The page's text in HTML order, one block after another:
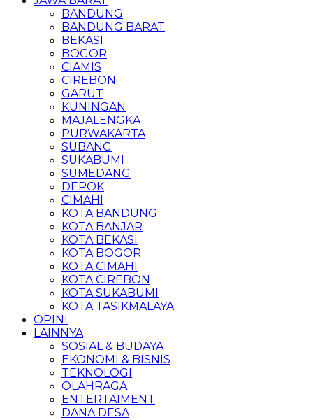
BANDUNG
BANDUNG BARAT
BEKASI
BOGOR
CIAMIS
CIREBON
GARUT
KUNINGAN
MAJALENGKA
PURWAKARTA
SUBANG
SUKABUMI
SUMEDANG
DEPOK
CIMAHI
KOTA BANDUNG
KOTA BANJAR
KOTA BEKASI
KOTA BOGOR
KOTA CIMAHI
KOTA CIREBON
KOTA SUKABUMI
KOTA TASIKMALAYA
OPINI
LAINNYA
SOSIAL & BUDAYA
EKONOMI & BISNIS
TEKNOLOGI
OLAHRAGA
ENTERTAIMENT
DANA DESA